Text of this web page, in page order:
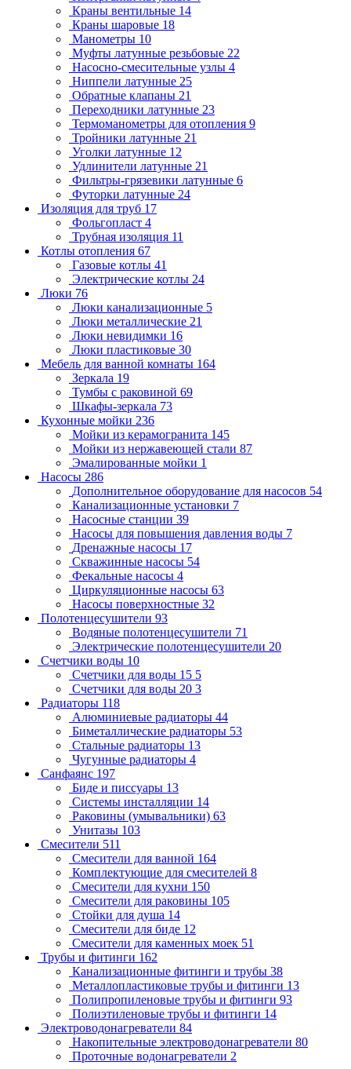
Краны вентильные 14
Краны шаровые 18
Манометры 10
Муфты латунные резьбовые 22
Насосно-смесительные узлы 4
Ниппели латунные 25
Обратные клапаны 21
Переходники латунные 23
Термоманометры для отопления 9
Тройники латунные 21
Уголки латунные 12
Удлинители латунные 21
Фильтры-грязевики латунные 6
Футорки латунные 24
Изоляция для труб 17
Фольгопласт 4
Трубная изоляция 11
Котлы отопления 67
Газовые котлы 41
Электрические котлы 24
Люки 76
Люки канализационные 5
Люки металлические 21
Люки невидимки 16
Люки пластиковые 30
Мебель для ванной комнаты 164
Зеркала 19
Тумбы с раковиной 69
Шкафы-зеркала 73
Кухонные мойки 236
Мойки из керамогранита 145
Мойки из нержавеющей стали 87
Эмалированные мойки 1
Насосы 286
Дополнительное оборудование для насосов 54
Канализационные установки 7
Насосные станции 39
Насосы для повышения давления воды 7
Дренажные насосы 17
Скважинные насосы 54
Фекальные насосы 4
Циркуляционные насосы 63
Насосы поверхностные 32
Полотенцесушители 93
Водяные полотенцесушители 71
Электрические полотенцесушители 20
Счетчики воды 10
Счетчики для воды 15 5
Счетчики для воды 20 3
Радиаторы 118
Алюминиевые радиаторы 44
Биметаллические радиаторы 53
Стальные радиаторы 13
Чугунные радиаторы 4
Санфаянс 197
Биде и писсуары 13
Системы инсталляции 14
Раковины (умывальники) 63
Унитазы 103
Смесители 511
Смесители для ванной 164
Комплектующие для смесителей 8
Смесители для кухни 150
Смесители для раковины 105
Стойки для душа 14
Смесители для биде 12
Смесители для каменных моек 51
Трубы и фитинги 162
Канализационные фитинги и трубы 38
Металлопластиковые трубы и фитинги 13
Полипропиленовые трубы и фитинги 93
Полиэтиленовые трубы и фитинги 14
Электроводонагреватели 84
Накопительные электроводонагреватели 80
Проточные водонагреватели 2